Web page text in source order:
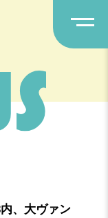
、大ヴァン